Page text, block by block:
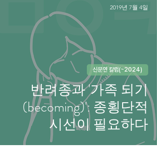
반려종과 '가족 되기
(becoming)': 종횡단적
시선이 필요하다
신문연 칼럼(~2024)
2019년 7월 4일